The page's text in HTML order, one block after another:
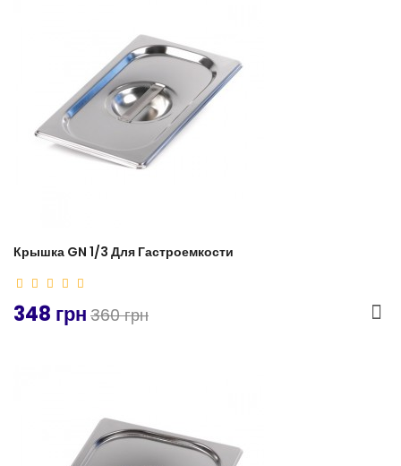
Крышка GN 1/3 Для Гастроемкости
348 грн 360 грн